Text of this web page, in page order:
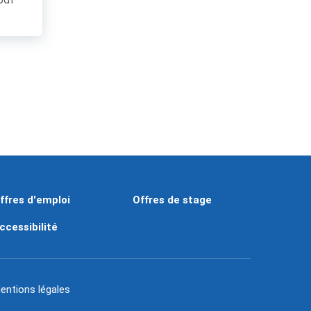
d'emploi Offres de stage
légales